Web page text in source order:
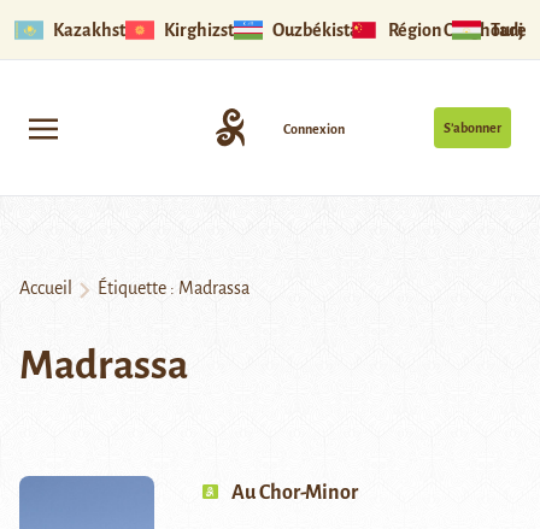
Kazakhstan Kirghizstan Ouzbékistan Région Ouïghoure
S’abonner
Connexion
Accueil Étiquette : Madrassa
Madrassa
Au Chor-Minor